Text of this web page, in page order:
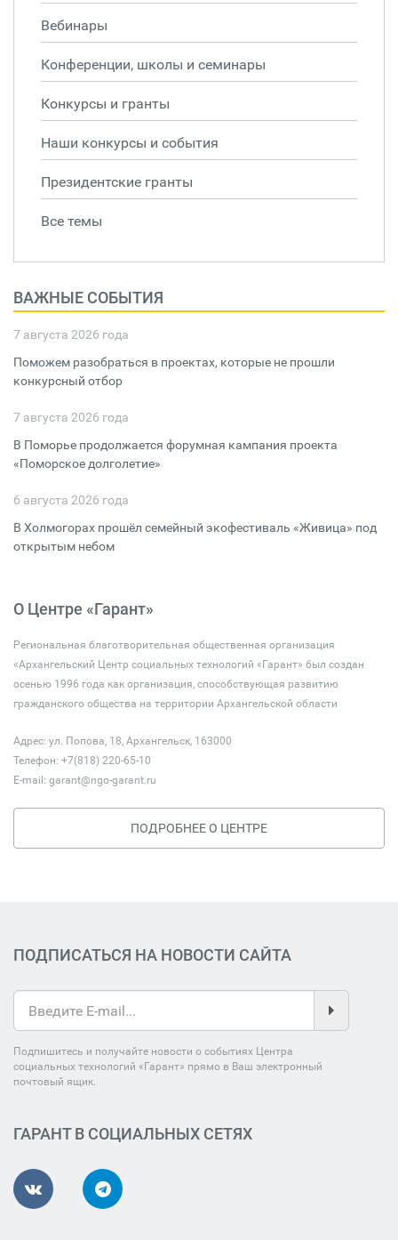
Вебинары
Конференции, школы и семинары
Конкурсы и гранты
Наши конкурсы и события
Президентские гранты
Все темы
ВАЖНЫЕ СОБЫТИЯ
7 августа 2026 года
Поможем разобраться в проектах, которые не прошли
конкурсный отбор
7 августа 2026 года
В Поморье продолжается форумная кампания проекта
«Поморское долголетие»
6 августа 2026 года
В Холмогорах прошёл семейный экофестиваль «Живица» под
открытым небом
О Центре «Гарант»
Региональная благотворительная общественная организация
«Архангельский Центр социальных технологий «Гарант» был создан
осенью 1996 года как организация, способствующая развитию
гражданского общества на территории Архангельской области
Адрес: ул. Попова, 18, Архангельск, 163000
Телефон: +7(818) 220-65-10
E-mail: garant@ngo-garant.ru
ПОДРОБНЕЕ О ЦЕНТРЕ
ПОДПИСАТЬСЯ НА НОВОСТИ САЙТА
Подпишитесь и получайте новости о событиях Центра
социальных технологий «Гарант» прямо в Ваш электронный
почтовый ящик.
ГАРАНТ В СОЦИАЛЬНЫХ СЕТЯХ